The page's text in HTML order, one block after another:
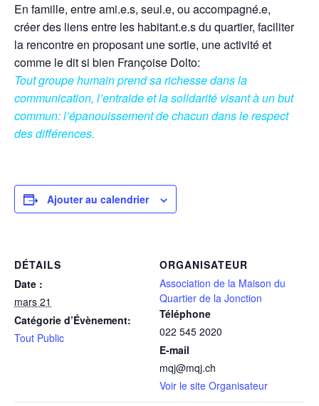
En famille, entre ami.e.s, seul.e, ou accompagné.e,
créer des liens entre les habitant.e.s du quartier, faciliter
la rencontre en proposant une sortie, une activité et
comme le dit si bien Françoise Dolto:
Tout groupe humain prend sa richesse dans la
communication, l’entraide et la solidarité visant à un but
commun: l’épanouissement de chacun dans le respect
des différences.
Ajouter au calendrier
DÉTAILS
Date :
mars 21
Catégorie d’Évènement:
Tout Public
ORGANISATEUR
Association de la Maison du
Quartier de la Jonction
Téléphone
022 545 2020
E-mail
mqj@mqj.ch
Voir le site Organisateur